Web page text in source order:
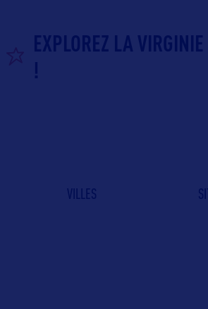
EXPLOREZ LA
!
VILLES